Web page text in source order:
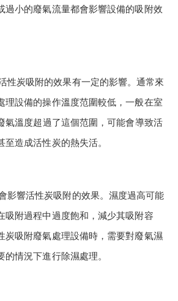
過小的廢氣流量都會影響設備的吸附效
性炭吸附的效果有一定的影響。通常來
理設備的操作溫度范圍較低，一般在室
溫度超過了這個范圍，可能會導致活
造成活性炭的熱失活。
影響活性炭吸附的效果。濕度過高可能
吸附過程中過度飽和，減少其吸附容
炭吸附廢氣處理設備時，需要對廢氣濕
的情況下進行除濕處理。